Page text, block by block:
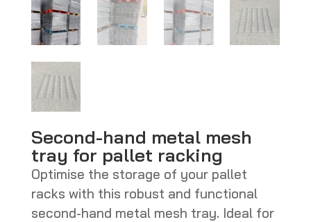
Second-hand metal mesh
tray for pallet racking
Optimise the storage of your pallet
racks with this robust and functional
second-hand metal mesh tray. Ideal for